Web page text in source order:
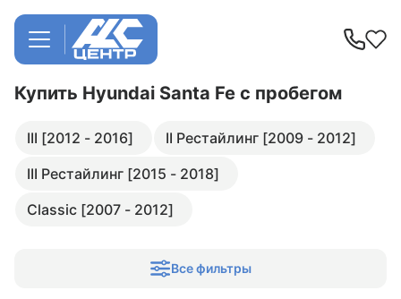
Купить Hyundai Santa Fe с пробегом
III [2012 - 2016]
II Рестайлинг [2009 - 2012]
III Рестайлинг [2015 - 2018]
Classic [2007 - 2012]
Все фильтры